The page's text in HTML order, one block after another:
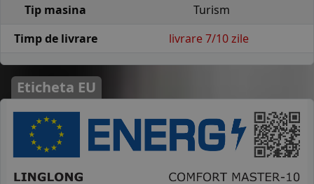
Tip masina
Turism
Timp de livrare
livrare 7/10 zile
Eticheta EU